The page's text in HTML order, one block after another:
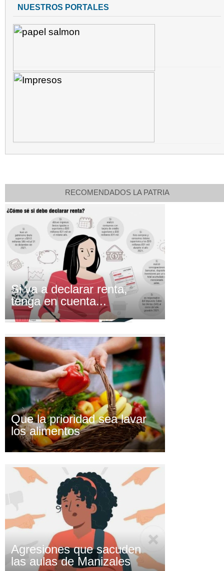
NUESTROS PORTALES
RECOMENDADOS LA PATRIA
Si va a declarar renta,
tenga en cuenta...
Que la prioridad sea lavar
los alimentos
Agresiones que sacuden
las aulas de Manizales